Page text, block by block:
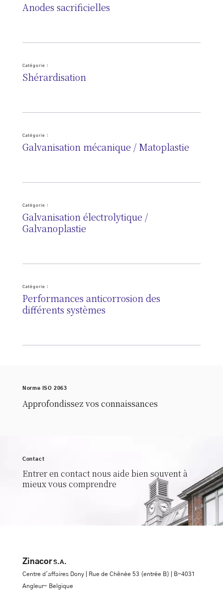
Anodes sacrificielles
Catégorie :
Shérardisation
Catégorie :
Galvanisation mécanique / Matoplastie
Catégorie :
Galvanisation électrolytique /
Galvanoplastie
Catégorie :
Performances anticorrosion des
différents systèmes
Norme ISO 2063
Approfondissez vos connaissances
Contact
Entrer en contact nous aide bien souvent à
mieux vous comprendre
ZinacorS.A.
Centre d'affaires Dony | Rue de Chênée 53 (entrée B) | B-4031
Angleur- Belgique